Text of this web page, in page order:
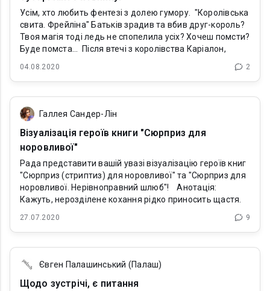
Усім, хто любить фентезі з долею гумору. "Королівська
свита. Фрейліна" Батьків зрадив та вбив друг-король?
Твоя магія тоді ледь не спопелила усіх? Хочеш помсти?
Буде помста... Після втечі з королівства Каріалон,
04.08.2020 2
Галлея Сандер-Лін
Візуалізація героїв книги "Сюрприз для
норовливої"
Рада представити вашій увазі візуалізацію героїв книг
"Сюрприз (стриптиз) для норовливої" та "Сюрприз для
норовливої. Нерівноправний шлюб"! Анотація:
Кажуть, нерозділене кохання рідко приносить щастя.
27.07.2020 9
Євген Палашинський (Палаш)
Щодо зустрічі, є питання